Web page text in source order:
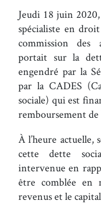
Jeudi 18 juin
spécialiste en
commission des
portait sur la
engendré par la
par la CADES
sociale) qui est
remboursement de
À l’heure actuelle,
cette dette
intervenue en
être comblée en
revenus et le